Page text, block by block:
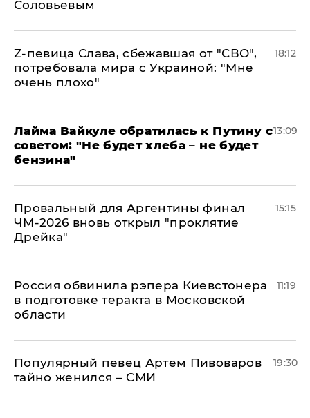
Соловьевым
Z-певица Слава, сбежавшая от "СВО",
потребовала мира с Украиной: "Мне
очень плохо"
18:12
Лайма Вайкуле обратилась к Путину с
советом: "Не будет хлеба – не будет
бензина"
13:09
Провальный для Аргентины финал
ЧМ-2026 вновь открыл "проклятие
Дрейка"
15:15
Россия обвинила рэпера Киевстонера
в подготовке теракта в Московской
области
11:19
Популярный певец Артем Пивоваров
тайно женился – СМИ
19:30